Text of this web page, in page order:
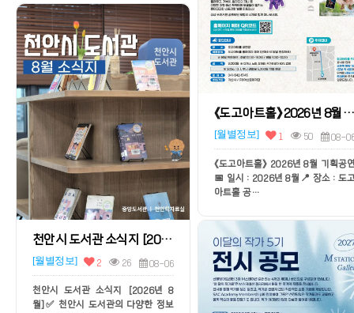
천안시 도서관 소식지 [2026년 8월]
[월별정보] 2 26 08-06
천안시 도서관 소식지 [2026년 8
월]✅ 천안시 도서관의 다양한 정보
《도고아트홀》 2026년 8월 기획공연
[월별정보] 1 50 08-
《도고아트홀》 2026년 8월 기획공
📅 일시 : 2026년 8월📍 장소 : 도
아트홀 공…